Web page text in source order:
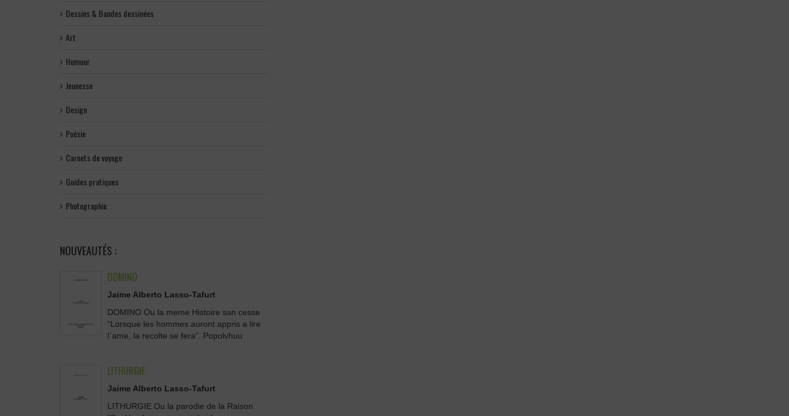
Dessins & Bandes dessinées
Art
Humour
Jeunesse
Design
Poésie
Carnets de voyage
Guides pratiques
Photographie
NOUVEAUTÉS :
DOMINO
Jaime Alberto Lasso-Tafurt
DOMINO Ou la meme Histoire san cesse
“Lorsque les hommes auront appris a lire
l`ame, la recolte se fera”. Popolvhuu
LITHURGIE
Jaime Alberto Lasso-Tafurt
LITHURGIE Ou la parodie de la Raison